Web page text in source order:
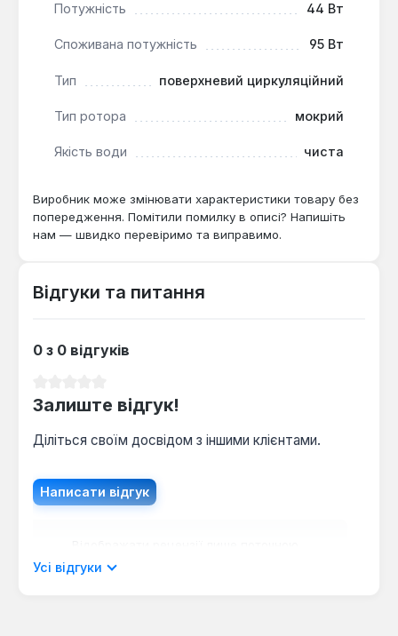
забезпечення циркуляції води в системах опалення
комерційних об'єктів. Його здатність працювати з
рідинами високих температур та можливість
універсальним та економічним вибором для
Потужність 44 Вт
Споживана потужність 95 Вт
Тип поверхневий циркуляційний
Тип ротора мокрий
Якість води чиста
Виробник може змінювати характеристики товару без
попередження. Помітили помилку в описі? Напишіть
нам — швидко перевіримо та виправимо.
Відгуки та питання
0 з 0 відгуків
Залиште відгук!
Діліться своїм досвідом з іншими клієнтами.
Написати відгук
мовою.
Усі відгуки